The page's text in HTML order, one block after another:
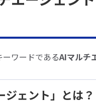
ワードであるAIマルチ
ジェント」とは？